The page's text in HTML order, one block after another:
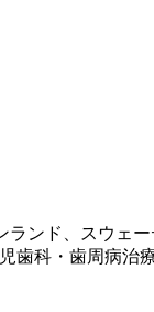
ンド、スウェー
科・歯周病治